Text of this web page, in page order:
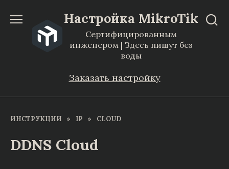
содержанию
Настройка MikroTik
Сертифицированным
инженером | Здесь пишут без
воды
Заказать настройку
ИНСТРУКЦИИ » IP » CLOUD
DDNS Cloud